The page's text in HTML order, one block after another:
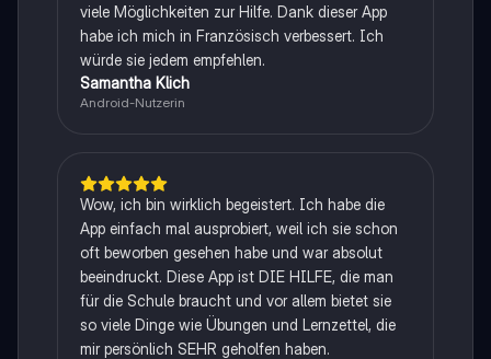
viele Möglichkeiten zur Hilfe. Dank dieser App
habe ich mich in Französisch verbessert. Ich
würde sie jedem empfehlen.
Samantha Klich
Android-Nutzerin
Wow, ich bin wirklich begeistert. Ich habe die
App einfach mal ausprobiert, weil ich sie schon
oft beworben gesehen habe und war absolut
beeindruckt. Diese App ist DIE HILFE, die man
für die Schule braucht und vor allem bietet sie
so viele Dinge wie Übungen und Lernzettel, die
mir persönlich SEHR geholfen haben.